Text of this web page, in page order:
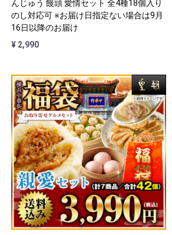
んじゅう 饅頭 愛情セット 全4種18個入り
のし対応可 ※お届け日指定ない場合は9月
16日以降のお届け
¥ 2,990